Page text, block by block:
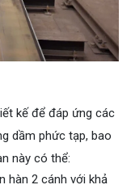
kế để đáp ứng các
dầm phức tạp, bao
này có thể:
hàn 2 cánh với khả